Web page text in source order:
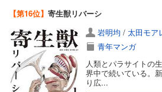
【第16位】 寄生獣リバーシ
岩明均 / 太田モア
青年マンガ
人類とパラサイトの
界中で続いている。
り広...